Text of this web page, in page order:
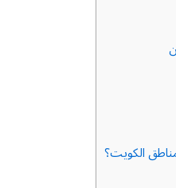
الكويت؟